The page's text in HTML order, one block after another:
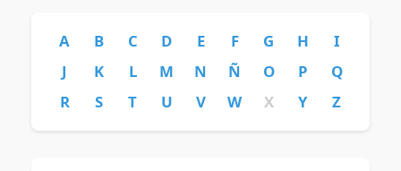
A B C D E F G H
I
J
K L M N Ñ O P
Q
R
S T U V W X Y Z